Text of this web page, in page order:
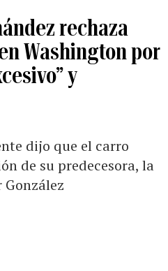
rechaza
Washington por
y
dijo que el carro
de su predecesora, la